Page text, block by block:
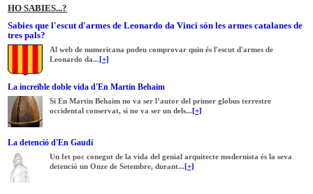
HO SABIES...?
Sabies que l'escut d'armes de Leonardo da Vinci són les armes catalanes de
tres pals?
Al web de numericana podeu comprovar quin és l'escut d'armes de
Leonardo da...[+]
La increïble doble vida d'En Martin Behaim
Si En Martin Behaim no va ser l’autor del primer globus terrestre
occidental conservat, si no va ser un dels...[+]
La detenció d'En Gaudí
Un fet poc conegut de la vida del genial arquitecte modernista és la seva
detenció un Onze de Setembre, durant...[+]